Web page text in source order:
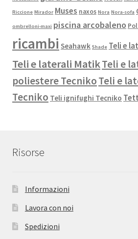
Riccione Mirador Muses naxos Nora Nora-sofa
ombrelloni-maxi piscina arcobaleno
ricambi Seahawk Shade Teli e
Teli e laterali MatikTeli e
poliestere TecnikoTeli e
Tecniko Teli ignifughi Tecniko
Risorse
Informazioni
Lavora con noi
Spedizioni